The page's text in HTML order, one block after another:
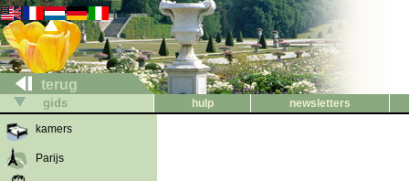
terug
gids hulp
newsletters
kamers
Parijs